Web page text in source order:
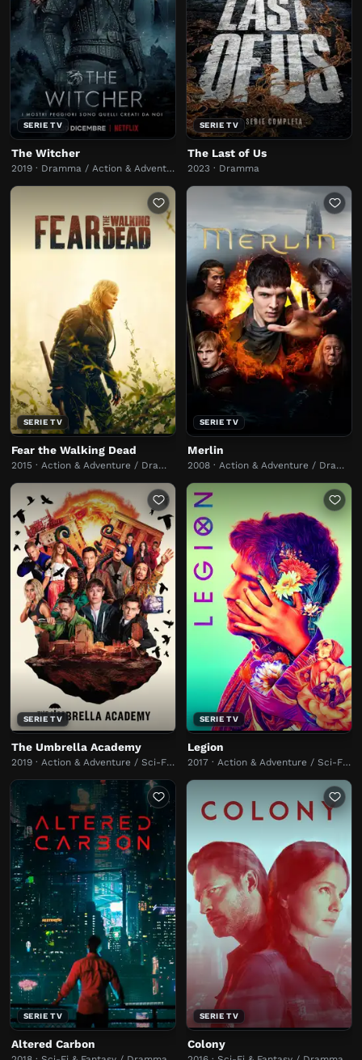
SERIE TV
The Witcher
2019 · Dramma / Action & Adventure
SERIE TV
The Last of Us
2023 · Dramma
SERIE TV
Fear the Walking Dead
2015 · Action & Adventure / Dramma
SERIE TV
Merlin
2008 · Action & Adventure / Dramma
SERIE TV
The Umbrella Academy
2019 · Action & Adventure / Sci-Fi & Fantasy
SERIE TV
Legion
2017 · Action & Adventure / Sci-Fi & Fantasy
SERIE TV
Altered Carbon
SERIE TV
Colony